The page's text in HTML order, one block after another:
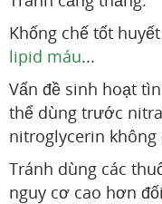
Khống chế tốt
lipid máu...
Vấn đề sinh hoạt
thể dùng trước
nitroglycerin
Tránh dùng các
nguy cơ cao hơn